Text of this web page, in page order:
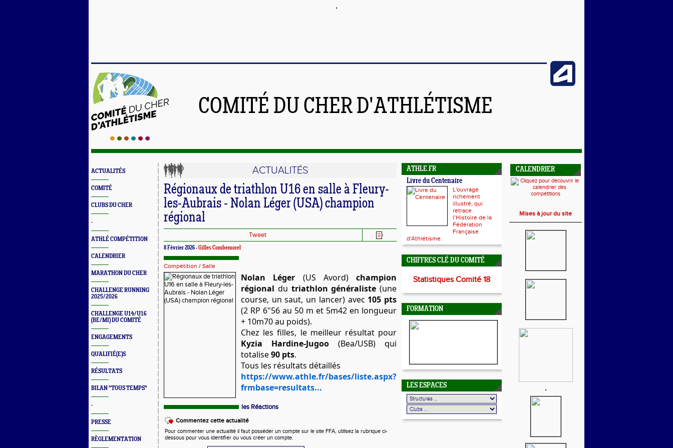
COMITÉ DU CHER D'ATHLÉTISME
ACTUALITÉS
COMITÉ
CLUBS DU CHER
-
ATHLÉ COMPÉTITION
CALENDRIER
MARATHON DU CHER
CHALLENGE RUNNING
2025/2026
CHALLENGE U14/U16
(BE/MI) DU COMITÉ
ENGAGEMENTS
QUALIFIÉ(E)S
RÉSULTATS
BILAN "TOUS TEMPS"
-
PRESSE
RÈGLEMENTATION
ACTUALITÉS
Régionaux de triathlon U16 en salle à Fleury-
les-Aubrais - Nolan Léger (USA) champion
régional
Tweet
8 Février 2026 -Gilles Combemorel
Compétition / Salle
Nolan Léger (US Avord) champion
régional du triathlon généraliste (une
course, un saut, un lancer) avec 105 pts
(2 RP 6"56 au 50 m et 5m42 en longueur
+ 10m70 au poids).
Chez les filles, le meilleur résultat pour
Kyzia Hardine-Jugoo (Bea/USB) qui
totalise90 pts.
Tous les résultats détaillés
https://www.athle.fr/bases/liste.aspx?
frmbase=resultats...
les Réactions
Commentez cette actualité
Pour commenter une actualité il faut posséder un compte sur le site FFA, utilisez la rubrique ci-
dessous pour vous identifier ou vous créer un compte.
ATHLE.FR
Livre du Centenaire
L'ouvrage
richement
illustré, qui
retrace
l’Histoire de la
Fédération
Française
d'Athlétisme.
CHIFFRES CLÉ DU COMITÉ
Statistiques Comité 18
FORMATION
LES ESPACES
CALENDRIER
Mises à jour du site